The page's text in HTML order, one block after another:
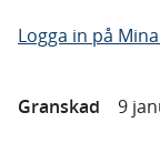
Logga in på
Granskad 9